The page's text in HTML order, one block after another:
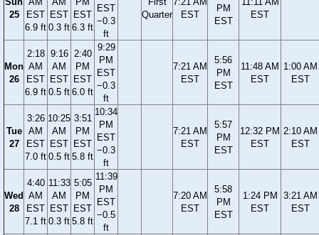
25
EST
6.9 ft
EST
0.3 ft
EST
6.3 ft
EST
−0.3
ft
Quarter
EST
PM
EST
EST
Mon
26
2:18
AM
EST
6.9 ft
9:16
AM
EST
0.5 ft
2:40
PM
EST
6.0 ft
9:29
PM
EST
−0.3
ft
7:21 AM
EST
5:56
PM
EST
11:48 AM
EST
1:00 AM
EST
Tue
27
3:26
AM
EST
7.0 ft
10:25
AM
EST
0.5 ft
3:51
PM
EST
5.8 ft
10:34
PM
EST
−0.3
ft
7:21 AM
EST
5:57
PM
EST
12:32 PM
EST
2:10 AM
EST
Wed
28
4:40
AM
EST
7.1 ft
11:33
AM
EST
0.3 ft
5:05
PM
EST
5.8 ft
11:39
PM
EST
−0.5
ft
7:20 AM
EST
5:58
PM
EST
1:24 PM
EST
3:21 AM
EST